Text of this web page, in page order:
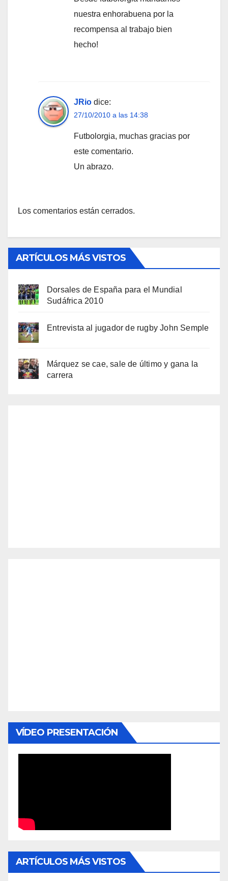
nuestra enhorabuena por la
recompensa al trabajo bien
hecho!
JRio dice:
27/10/2010 a las 14:38
Futbolorgia, muchas gracias por
este comentario.
Un abrazo.
Los comentarios están cerrados.
ARTÍCULOS MÁS VISTOS
Dorsales de España para el Mundial
Sudáfrica 2010
Entrevista al jugador de rugby John Semple
Márquez se cae, sale de último y gana la
carrera
VÍDEO PRESENTACIÓN
ARTÍCULOS MÁS VISTOS